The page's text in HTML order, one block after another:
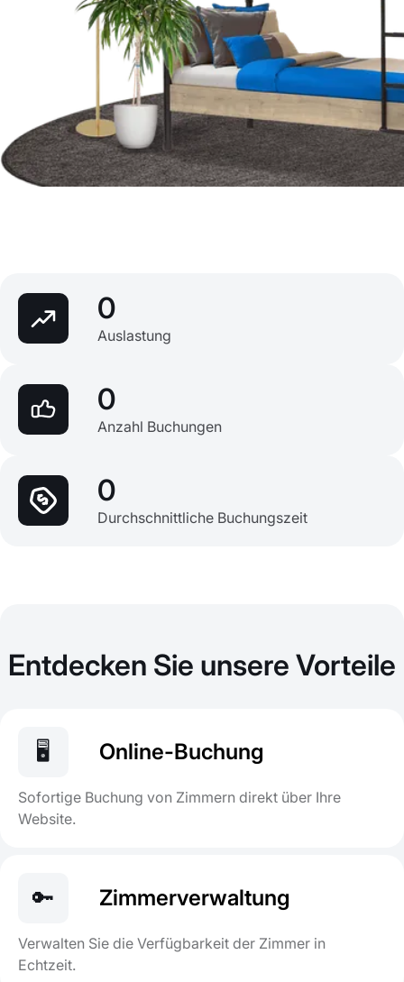
0
Auslastung
0
Anzahl Buchungen
0
Durchschnittliche Buchungszeit
Entdecken Sie unsere Vorteile
🖥️ Online-Buchung
Sofortige Buchung von Zimmern direkt über Ihre
Website.
🔑 Zimmerverwaltung
Verwalten Sie die Verfügbarkeit der Zimmer in
Echtzeit.